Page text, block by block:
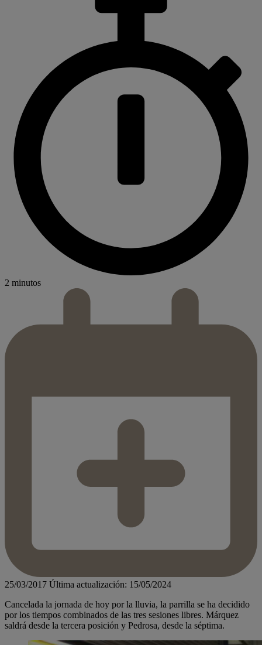
2 minutos
25/03/2017 Última actualización: 15/05/2024
Cancelada la jornada de hoy por la lluvia, la parrilla se ha decidido
por los tiempos combinados de las tres sesiones libres. Márquez
saldrá desde la tercera posición y Pedrosa, desde la séptima.